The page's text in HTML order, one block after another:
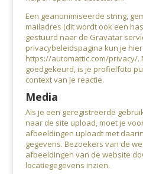
Een geanonimiseerde string,
mailadres (dit wordt ook een
gestuurd naar de Gravatar
privacybeleidspagina kun je
https://automattic.com/privacy/.
goedgekeurd, is je profielfoto
context van je reactie.
Media
Als je een geregistreerde
naar de site upload, moet je
afbeeldingen uploadt met daarin
gegevens. Bezoekers van de
afbeeldingen van de website
locatiegegevens inzien.